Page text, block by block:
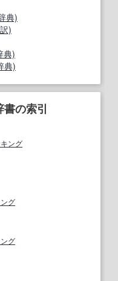
典)
)
典)
典)
書の索引
ング
グ
グ